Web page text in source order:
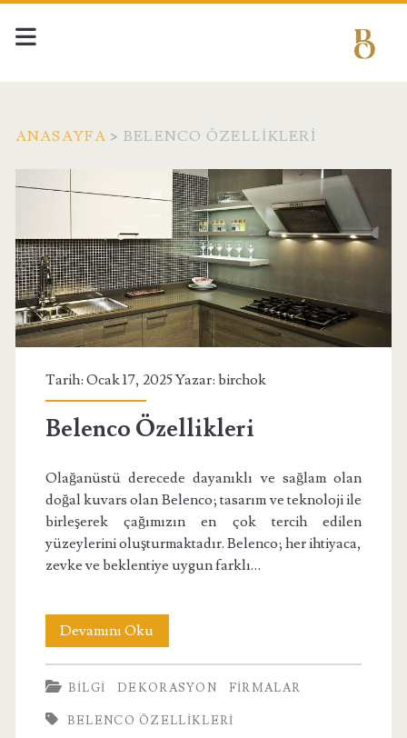
ANASAYFA > BELENCO ÖZELLIKLERI
Etiket:
<span>Belenco
Özellikleri</span>
Tarih: Ocak 17, 2025 Yazar: birchok
Belenco Özellikleri
Olağanüstü derecede dayanıklı ve sağlam olan
doğal kuvars olan Belenco; tasarım ve teknoloji ile
birleşerek çağımızın en çok tercih edilen
yüzeylerini oluşturmaktadır. Belenco; her ihtiyaca,
zevke ve beklentiye uygun farklı…
Devamını OkuBelenco
Özellikleri
BILGI DEKORASYON FIRMALAR
BELENCO ÖZELLIKLERI